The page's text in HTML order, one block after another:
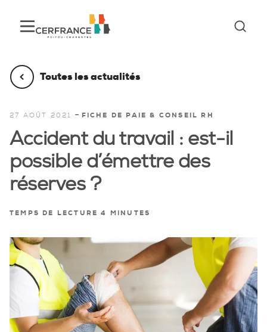
Toutes les actualités
27 AOÛT 2021 - FICHE DE PAIE & CONSEIL RH
Accident du travail : est-il
possible d’émettre des
réserves ?
TEMPS DE LECTURE 4 MINUTES